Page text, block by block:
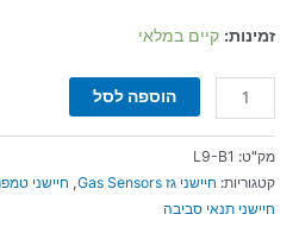
זמינות: קיים במלאי
הוספה לסל
מק"ט: L9-B1
קטגוריות: חיישני גז Gas Sensors , חיישני
חיישני תנאי סביבה